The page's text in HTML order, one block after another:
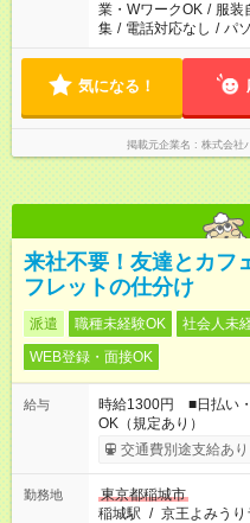
業・WワークOK / 服装
集 / 電話対応なし / パ
気になる！
掲載元企業名 株式会社
来社不要！友達とカフ
フレットの仕分け
派遣 職種未経験OK 社会人未
WEB登録・面接OK
給与
時給1300円 ■日払い
OK（規定あり）
交通費別途支給あり
勤務地
東京都稲城市
稲城駅 / 京王よみうり